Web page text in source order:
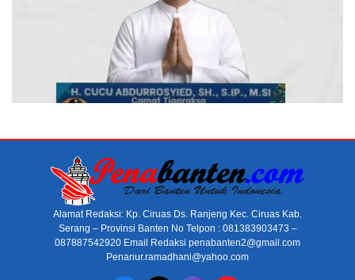
Alamat Redaksi: Kp. Ciruas Ds. Ranjeng Kec. Ciruas Kab.
Serang – Provinsi Banten No Telpon : 081383903473 –
087887542920 Email Redaksi penabanten2@gmail.com
Penanur.ramadhani@yahoo.com